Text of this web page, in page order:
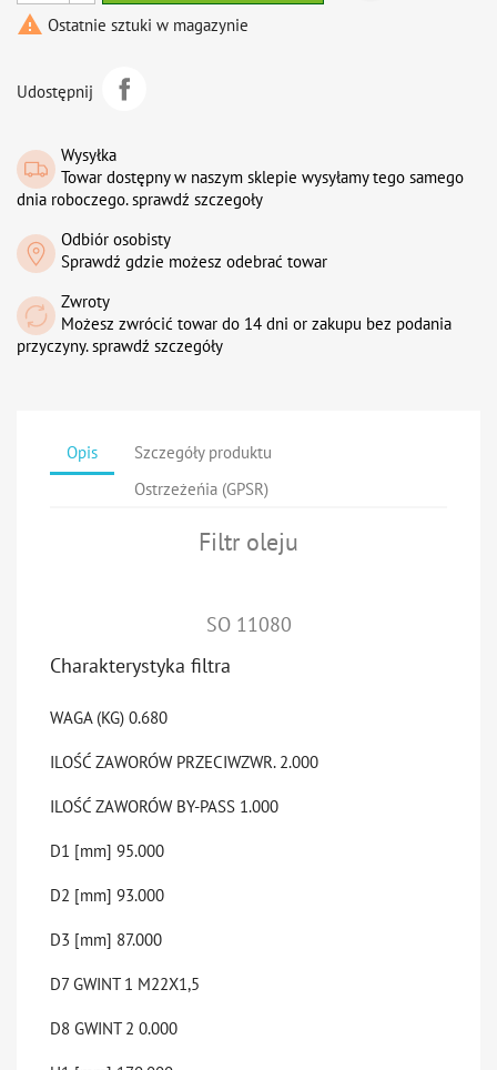
 Ostatnie sztuki w magazynie
Udostępnij
Wysyłka
Towar dostępny w naszym sklepie wysyłamy tego samego
dnia roboczego. sprawdź szczegoły
Odbiór osobisty
Sprawdź gdzie możesz odebrać towar
Zwroty
Możesz zwrócić towar do 14 dni or zakupu bez podania
przyczyny. sprawdź szczegóły
Opis
Szczegóły produktu
Ostrzeżeńia (GPSR)
Filtr oleju
SO 11080
Charakterystyka filtra
WAGA (KG) 0.680
ILOŚĆ ZAWORÓW PRZECIWZWR. 2.000
ILOŚĆ ZAWORÓW BY-PASS 1.000
D1 [mm] 95.000
D2 [mm] 93.000
D3 [mm] 87.000
D7 GWINT 1 M22X1,5
D8 GWINT 2 0.000